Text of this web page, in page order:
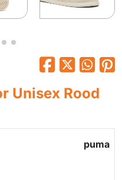
Unisex Rood
puma